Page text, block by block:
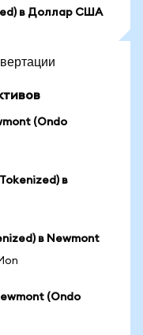
в Доллар США
(Ondo
в
в Newmont
(Ondo